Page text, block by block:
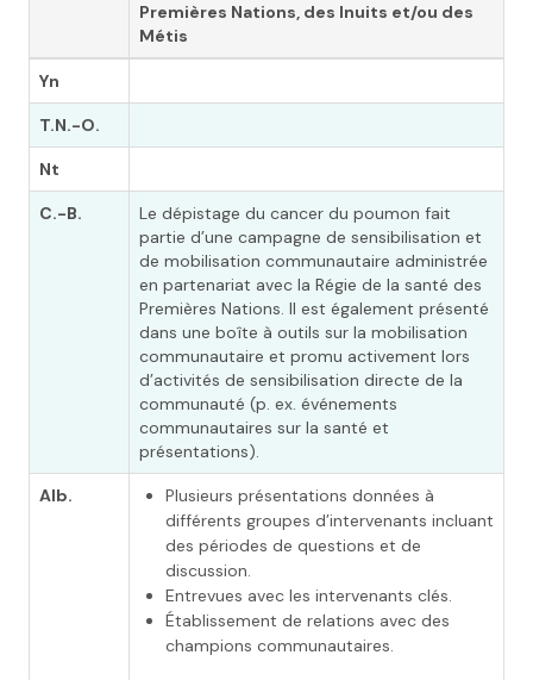
Premières Nations, des Inuits et/ou des
Métis
Yn
T.N.-O.
Nt
C.-B.
Le dépistage du cancer du poumon fait
partie d’une campagne de sensibilisation et
de mobilisation communautaire administrée
en partenariat avec la Régie de la santé des
Premières Nations. Il est également présenté
dans une boîte à outils sur la mobilisation
communautaire et promu activement lors
d’activités de sensibilisation directe de la
communauté (p. ex. événements
communautaires sur la santé et
présentations).
Alb.
Plusieurs présentations données à
différents groupes d’intervenants incluant
des périodes de questions et de
discussion.
Entrevues avec les intervenants clés.
Établissement de relations avec des
champions communautaires.